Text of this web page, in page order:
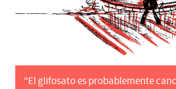
"El glifosato es probablemente